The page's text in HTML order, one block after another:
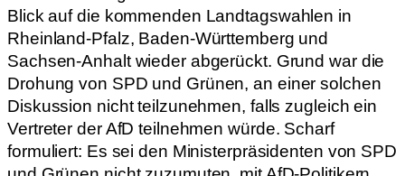
Blick auf die kommenden Landtagswahlen in
Rheinland-Pfalz, Baden-Württemberg und
Sachsen-Anhalt wieder abgerückt. Grund war die
Drohung von SPD und Grünen, an einer solchen
Diskussion nicht teilzunehmen, falls zugleich ein
Vertreter der AfD teilnehmen würde. Scharf
formuliert: Es sei den Ministerpräsidenten von SPD